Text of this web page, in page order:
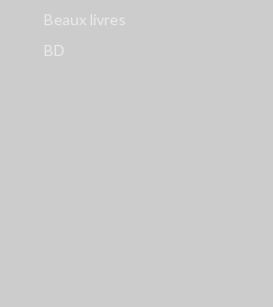
Beaux livres
BD